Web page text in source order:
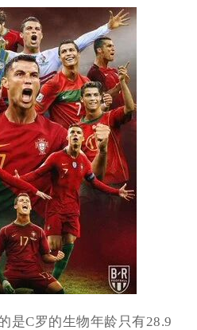
是C罗的生物年龄只有28.9